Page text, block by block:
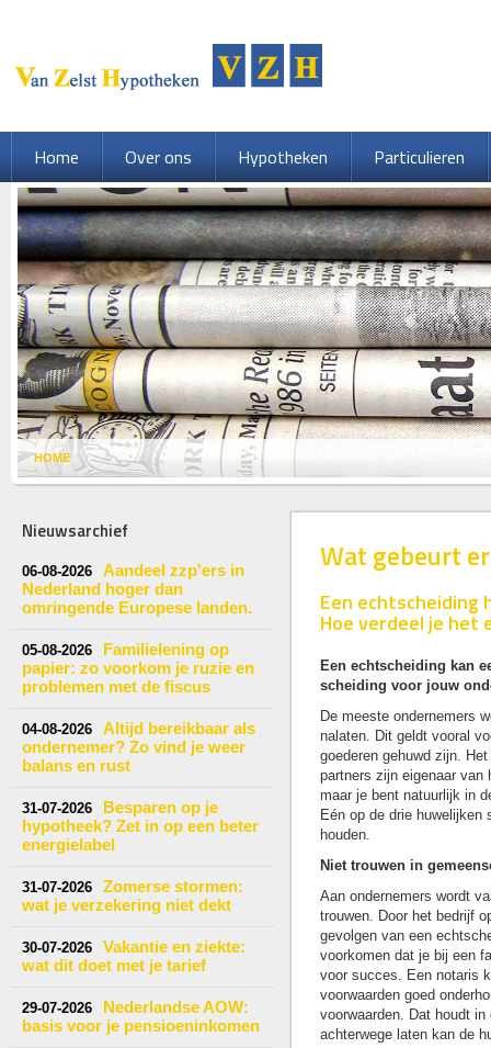
HOME
Home Over ons Hypotheken Particulieren
Nieuwsarchief
06-08-2026
Aandeel zzp'ers in
Nederland hoger dan
omringende Europese landen.
05-08-2026
Familielening op
papier: zo voorkom je ruzie en
problemen met de fiscus
04-08-2026
Altijd bereikbaar als
ondernemer? Zo vind je weer
balans en rust
31-07-2026
Besparen op je
hypotheek? Zet in op een beter
energielabel
31-07-2026
Zomerse stormen:
wat je verzekering niet dekt
30-07-2026
Vakantie en ziekte:
wat dit doet met je tarief
29-07-2026
Nederlandse AOW:
basis voor je pensioeninkomen
Wat gebeurt
Een
Hoe verdeel je het
Een echtscheiding kan
scheiding voor jouw
De meeste ondernemers
nalaten. Dit geldt vooral
goederen gehuwd zijn.
partners zijn eigenaar van
maar je bent natuurlijk in
Eén op de drie
houden.
Niet trouwen in
Aan ondernemers wordt
trouwen. Door het bedrijf
gevolgen van een
voorkomen dat je bij een
voor succes. Een notaris
voorwaarden goed
voorwaarden. Dat houdt
achterwege laten kan de